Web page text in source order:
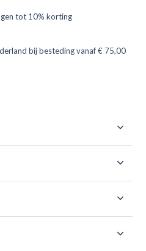
tot 10% korting
bij besteding vanaf € 75,00